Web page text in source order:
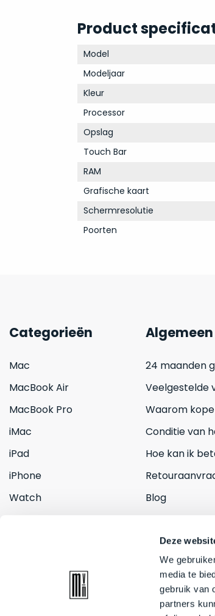
Deze
We
media te
gebruik van
partners
Product
Model
Modeljaar
Kleur
Processor
Opslag
Touch Bar
RAM
Grafische kaart
Schermresolutie
Poorten
Categorieën
Mac
MacBook Air
MacBook Pro
iMac
iPad
iPhone
Watch
Algemeen
24 maanden
Veelgestelde
Waarom
Conditie van
Hoe kan ik
Blog